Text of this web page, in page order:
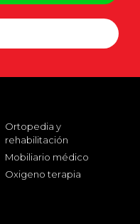
Ortopedia y
rehabilitación
Mobiliario médico
Oxigeno terapia